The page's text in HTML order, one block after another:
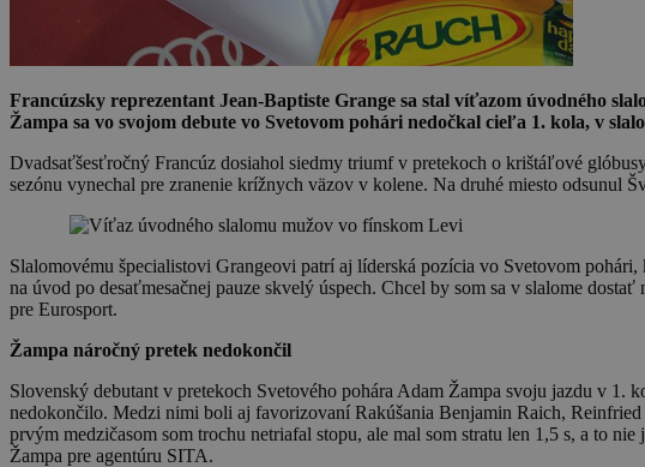
Francúzsky reprezentant Jean-Baptiste Grange sa stal víťazom úvodného
Žampa sa vo svojom debute vo Svetovom pohári nedočkal cieľa 1. kola, v
Dvadsaťšesťročný Francúz dosiahol siedmy triumf v pretekoch o krištáľové
sezónu vynechal pre zranenie krížnych väzov v kolene. Na druhé miesto odsunul
Slalomovému špecialistovi Grangeovi patrí aj líderská pozícia vo Svetovom
na úvod po desaťmesačnej pauze skvelý úspech. Chcel by som sa v slalome
pre Eurosport.
Žampa náročný pretek nedokončil
Slovenský debutant v pretekoch Svetového pohára Adam Žampa svoju jazdu v
nedokončilo. Medzi nimi boli aj favorizovaní Rakúšania Benjamin Raich,
prvým medzičasom som trochu netriafal stopu, ale mal som stratu len 1,5 s, a to
Žampa pre agentúru SITA.